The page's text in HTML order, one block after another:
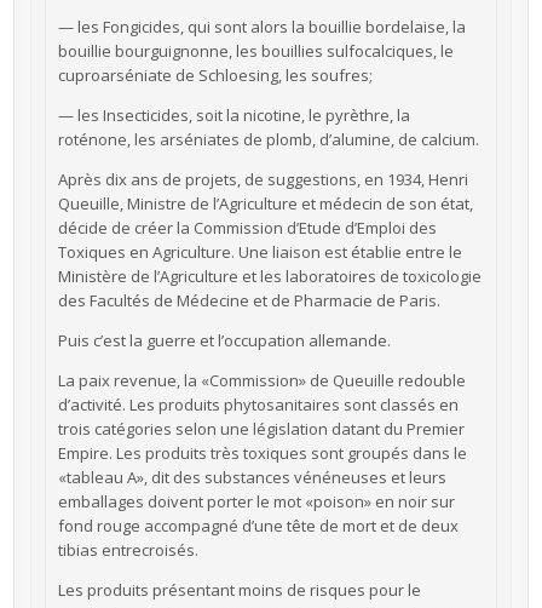
— les Fongicides, qui sont alors la bouillie bordelaise, la
bouillie bourguignonne, les bouillies sulfocalciques, le
cuproarséniate de Schloesing, les soufres;
— les Insecticides, soit la nicotine, le pyrèthre, la
roténone, les arséniates de plomb, d’alumine, de calcium.
Après dix ans de projets, de suggestions, en 1934, Henri
Queuille, Ministre de l’Agriculture et médecin de son état,
décide de créer la Commission d’Etude d’Emploi des
Toxiques en Agriculture. Une liaison est établie entre le
Ministère de l’Agriculture et les laboratoires de toxicologie
des Facultés de Médecine et de Pharmacie de Paris.
Puis c’est la guerre et l’occupation allemande.
La paix revenue, la «Commission» de Queuille redouble
d’activité. Les produits phytosanitaires sont classés en
trois catégories selon une législation datant du Premier
Empire. Les produits très toxiques sont groupés dans le
«tableau A», dit des substances vénéneuses et leurs
emballages doivent porter le mot «poison» en noir sur
fond rouge accompagné d’une tête de mort et de deux
tibias entrecroisés.
Les produits présentant moins de risques pour le